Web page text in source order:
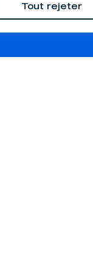
Tout rejeter